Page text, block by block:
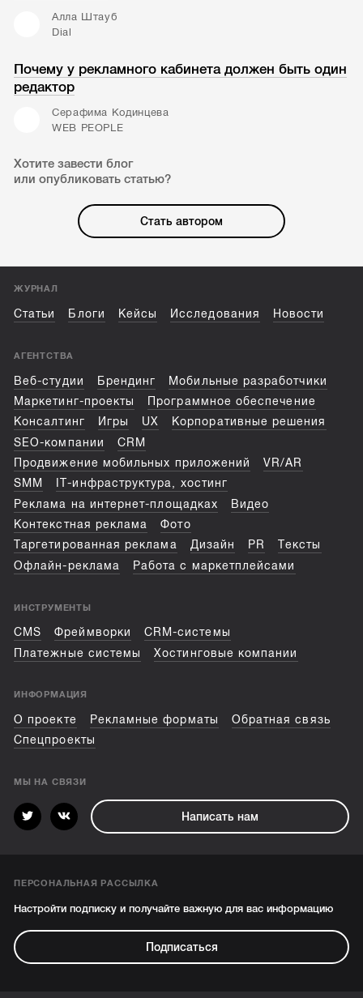
Алла Штауб
Dial
Почему у рекламного кабинета должен быть один
редактор
Серафима Кодинцева
WEB PEOPLE
Хотите завести блог
или опубликовать статью?
Стать автором
ЖУРНАЛ
Статьи Блоги Кейсы Исследования Новости
АГЕНТСТВА
Веб-студии Брендинг
Мобильные разработчики
Маркетинг-проекты
Программное обеспечение
Консалтинг
Игры UX
Корпоративные решения
SEO-компании
CRM
Продвижение мобильных приложений
VR/AR
SMM
IT-инфраструктура, хостинг
Реклама на интернет-площадках
Видео
Контекстная реклама
Фото
Таргетированная реклама
Дизайн PR
Тексты
Офлайн-реклама
Работа с маркетплейсами
ИНСТРУМЕНТЫ
CMS Фреймворки
CRM-системы
Платежные системы
Хостинговые компании
ИНФОРМАЦИЯ
О проекте Рекламные форматы
Обратная связь
Спецпроекты
МЫ НА СВЯЗИ
Написать нам
ПЕРСОНАЛЬНАЯ РАССЫЛКА
Настройти подписку и получайте важную для вас информацию
Подписаться